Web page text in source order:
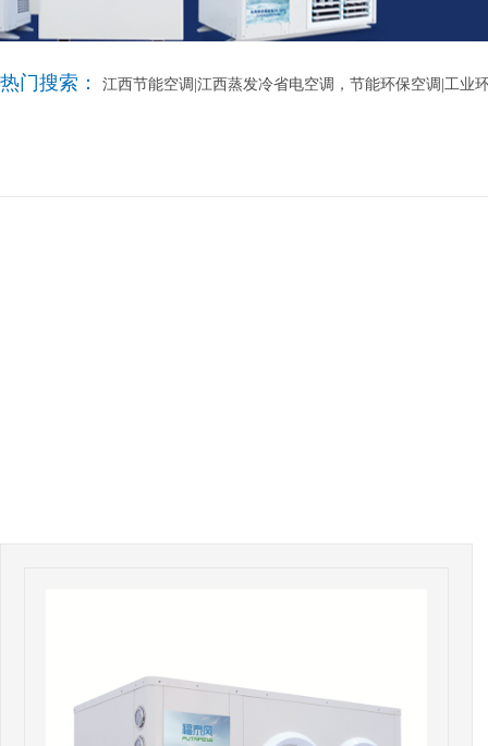
热门搜索： 江西节能空调|江西蒸发冷省电空调，节能环保空调|工业